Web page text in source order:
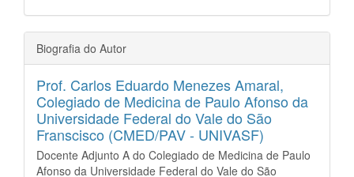
Biografia do Autor
Prof. Carlos Eduardo Menezes Amaral,
Colegiado de Medicina de Paulo Afonso da
Universidade Federal do Vale do São
Franscisco (CMED/PAV - UNIVASF)
Docente Adjunto A do Colegiado de Medicina de Paulo
Afonso da Universidade Federal do Vale do São